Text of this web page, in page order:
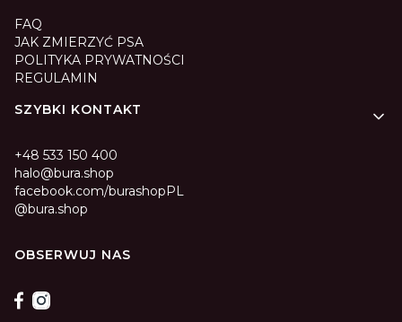
FAQ
JAK ZMIERZYĆ PSA
POLITYKA PRYWATNOŚCI
REGULAMIN
SZYBKI KONTAKT
+48 533 150 400
halo@bura.shop
facebook.com/burashopPL
@bura.shop
OBSERWUJ NAS